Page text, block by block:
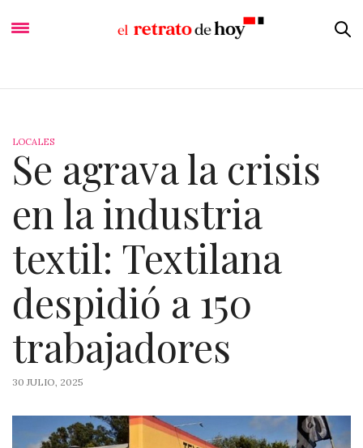
LOCALES
Se agrava la crisis
en la industria
textil: Textilana
despidió a 150
trabajadores
30 JULIO, 2025